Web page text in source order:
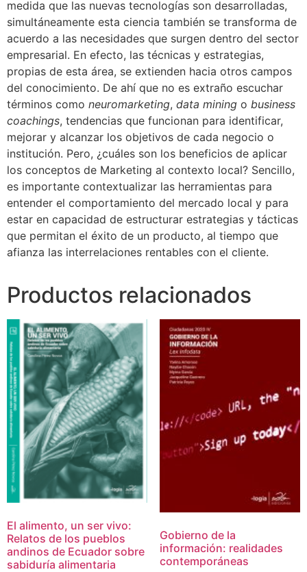
medida que las nuevas tecnologías son desarrolladas,
simultáneamente esta ciencia también se transforma de
acuerdo a las necesidades que surgen dentro del sector
empresarial. En efecto, las técnicas y estrategias,
propias de esta área, se extienden hacia otros campos
del conocimiento. De ahí que no es extraño escuchar
términos como neuromarketing, data mining o business
coachings, tendencias que funcionan para identificar,
mejorar y alcanzar los objetivos de cada negocio o
institución. Pero, ¿cuáles son los beneficios de aplicar
los conceptos de Marketing al contexto local? Sencillo,
es importante contextualizar las herramientas para
entender el comportamiento del mercado local y para
estar en capacidad de estructurar estrategias y tácticas
que permitan el éxito de un producto, al tiempo que
afianza las interrelaciones rentables con el cliente.
Productos relacionados
El alimento, un ser vivo:
Relatos de los pueblos
andinos de Ecuador sobre
sabiduría alimentaria
Gobierno de la
información: realidades
contemporáneas